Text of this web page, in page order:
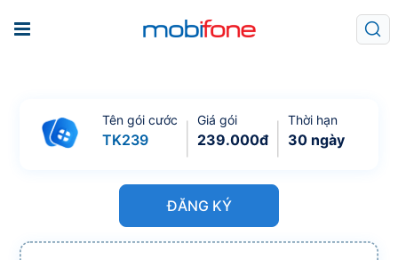
Tên gói cước
TK239
Giá gói
239.000đ
Thời hạn
30 ngày
ĐĂNG KÝ